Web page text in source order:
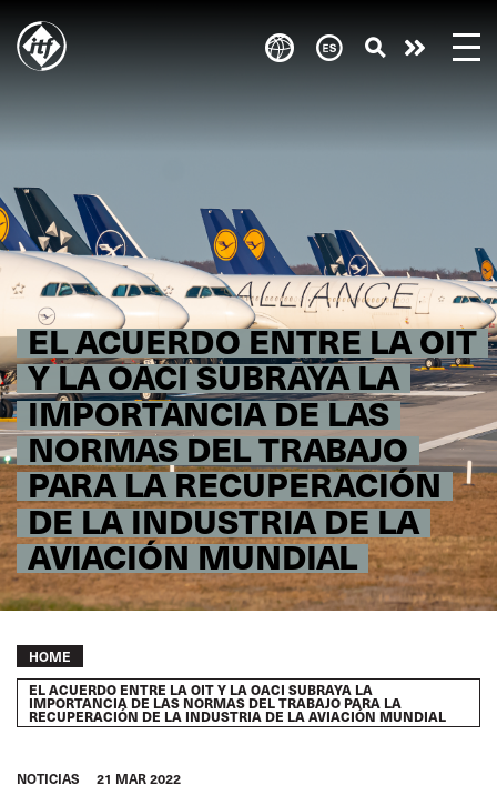
main
EL ACUERDO ENTRE LA OIT
Y LA OACI SUBRAYA LA
IMPORTANCIA DE LAS
NORMAS DEL TRABAJO
PARA LA RECUPERACIÓN
DE LA INDUSTRIA DE LA
AVIACIÓN MUNDIAL
Take
action
Breadcrumb
HOME
EL ACUERDO ENTRE LA OIT Y LA OACI SUBRAYA LA
IMPORTANCIA DE LAS NORMAS DEL TRABAJO PARA LA
RECUPERACIÓN DE LA INDUSTRIA DE LA AVIACIÓN MUNDIAL
NOTICIAS 21 MAR 2022